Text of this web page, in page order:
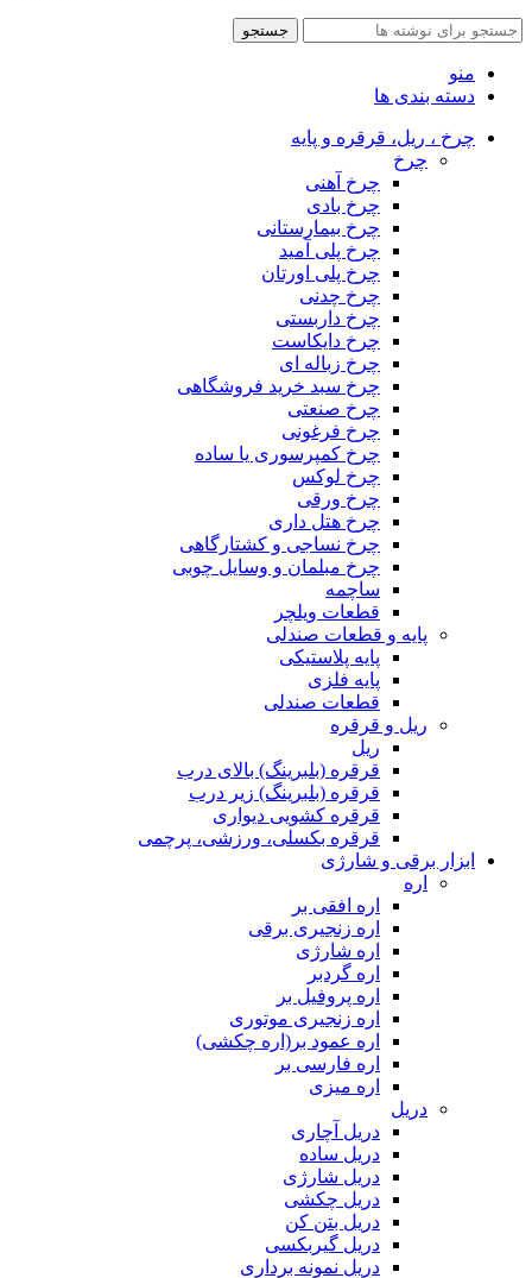
جستجو
منو
دسته بندی ها
چرخ ، ریل، قرقره و پایه
چرخ
چرخ آهنی
چرخ بادی
چرخ بیمارستانی
چرخ پلی آمید
چرخ پلی اورتان
چرخ چدنی
چرخ داربستی
چرخ دایکاست
چرخ زباله ای
چرخ سبد خرید فروشگاهی
چرخ صنعتی
چرخ فرغونی
چرخ کمپرسوری یا ساده
چرخ لوکس
چرخ ورقی
چرخ هتل داری
چرخ نساجی و کشتارگاهی
چرخ مبلمان و وسایل چوبی
ساچمه
قطعات ویلچر
پایه و قطعات صندلی
پایه پلاستیکی
پایه فلزی
قطعات صندلی
ریل و قرقره
ریل
قرقره (بلبرینگ) بالای درب
قرقره (بلبرینگ) زیر درب
قرقره کشویی دیواری
قرقره بکسلی، ورزشی، پرچمی
ابزار برقی و شارژی
اره
اره افقی بر
اره زنجیری برقی
اره شارژی
اره گردبر
اره پروفیل بر
اره زنجیری موتوری
اره عمود بر(اره چکشی)
اره فارسی بر
اره میزی
دریل
دریل آچاری
دریل ساده
دریل شارژی
دریل چکشی
دریل بتن کن
دریل گیربکسی
دریل نمونه برداری